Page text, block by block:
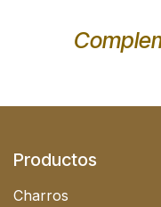
Productos
Charros